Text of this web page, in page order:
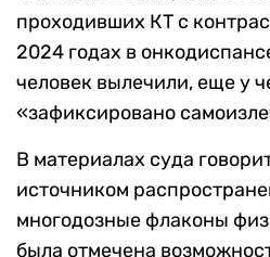
проходивших КТ с
2024 годах в
человек вылечили, еще у
«зафиксировано
В материалах суда
источником
многодозные флаконы
была отмечена